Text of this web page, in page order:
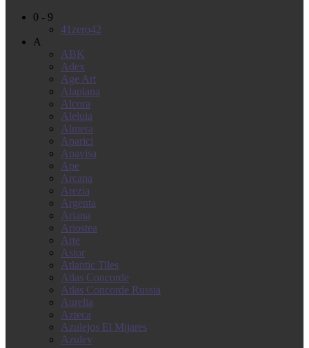
0 - 9
41zero42
A
ABK
Adex
Age Art
Alaplana
Alcora
Aleluia
Almera
Aparici
Apavisa
Ape
Arcana
Arezia
Argenta
Ariana
Ariostea
Arte
Astor
Atlantic Tiles
Atlas Concorde
Atlas Concorde Russia
Aurelia
Azteca
Azulejos El Mijares
Azulev